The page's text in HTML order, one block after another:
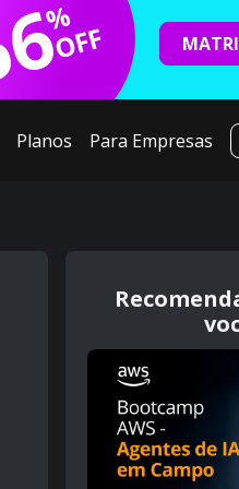
%
OFF
Planos Para Empresas